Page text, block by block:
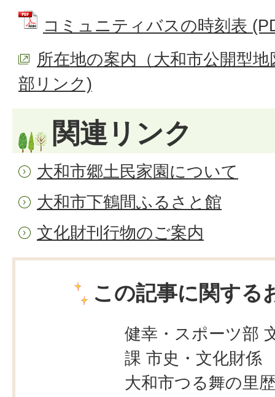
コミュニティバスの時刻表
所在地の案内（大和市公開型
部リンク)
関連リンク
大和市郷土民家園について
大和市下鶴間ふるさと館
文化財刊行物のご案内
この記事に関する
健幸・スポーツ部
課 市史・文化財係
大和市つる舞の里